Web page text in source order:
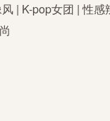
| K-pop女团 | 性感